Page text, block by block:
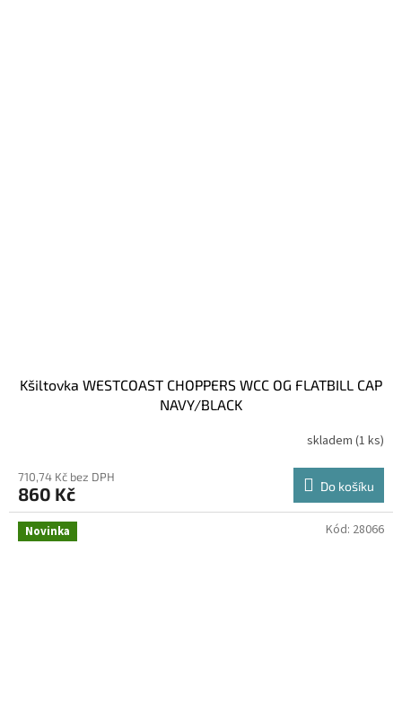
Kšiltovka WESTCOAST CHOPPERS WCC OG FLATBILL CAP
NAVY/BLACK
skladem (1 ks)
710,74 Kč bez DPH
860 Kč Do košíku
Novinka Kód: 28066